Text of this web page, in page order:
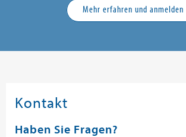
Mehr erfahren und anmelden
Kontakt
Haben Sie Fragen?